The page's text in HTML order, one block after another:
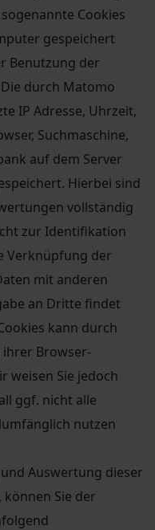
Cookies
gespeichert
Benutzung der
durch Matomo
IP Adresse, Uhrzeit,
Suchmaschine,
auf dem Server
Hierbei sind
vollständig
zur Identifikation
Verknüpfung der
mit anderen
an Dritte findet
kann durch
ihrer Browser-
weisen Sie jedoch
ggf. nicht alle
nutzen
Auswertung dieser
Sie der